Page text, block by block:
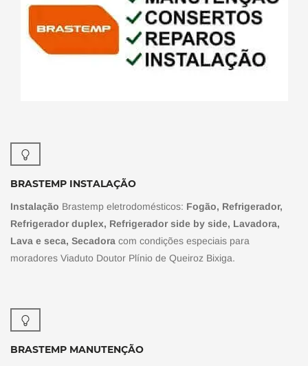
BRASTEMP INSTALAÇÃO
Instalação Brastemp eletrodomésticos: Fogão, Refrigerador,
Refrigerador duplex, Refrigerador side by side, Lavadora,
Lava e seca, Secadora com condições especiais para
moradores Viaduto Doutor Plínio de Queiroz Bixiga.
BRASTEMP MANUTENÇÃO